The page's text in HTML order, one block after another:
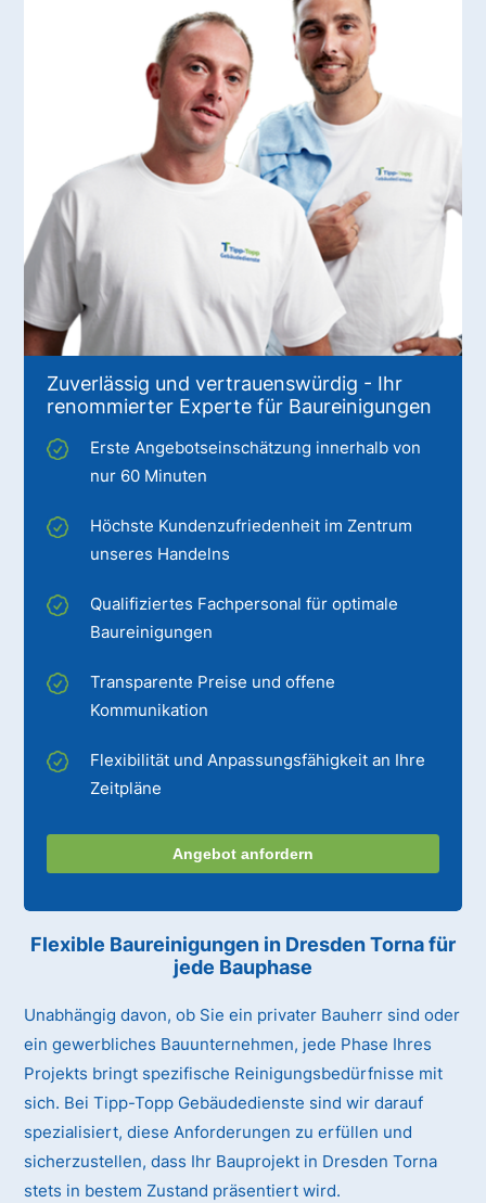
Zuverlässig und vertrauenswürdig - Ihr
renommierter Experte für Baureinigungen
Erste Angebotseinschätzung innerhalb von
nur 60 Minuten
Höchste Kundenzufriedenheit im Zentrum
unseres Handelns
Qualifiziertes Fachpersonal für optimale
Baureinigungen
Transparente Preise und offene
Kommunikation
Flexibilität und Anpassungsfähigkeit an Ihre
Zeitpläne
Angebot anfordern
Flexible Baureinigungen in Dresden Tornafür
jede Bauphase
Unabhängig davon, ob Sie ein privater Bauherr sind oder
ein gewerbliches Bauunternehmen, jede Phase Ihres
Projekts bringt spezifische Reinigungsbedürfnisse mit
sich. Bei Tipp-Topp Gebäudedienste sind wir darauf
spezialisiert, diese Anforderungen zu erfüllen und
sicherzustellen, dass Ihr Bauprojekt in Dresden Torna
stets in bestem Zustand präsentiert wird.